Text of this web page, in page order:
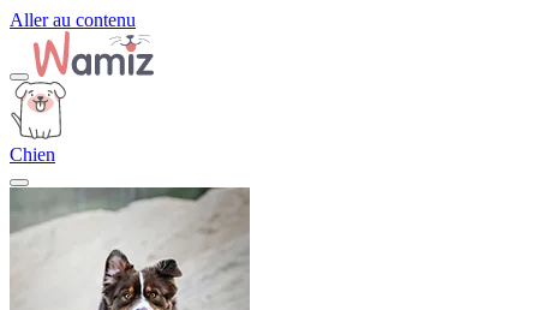
Aller au contenu
Chien